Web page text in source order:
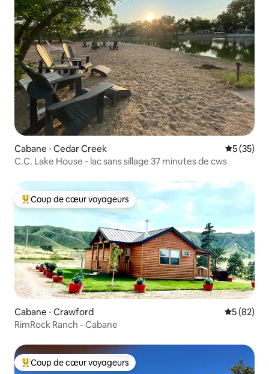
Cabane ⋅ Cedar Creek
5 (35)
C.C. Lake House - lac sans sillage 37 minutes de cws
Coups de cœur voyageurs les plus appréciés
Coup de cœur voyageurs
Cabane ⋅ Crawford
5 (82)
RimRock Ranch - Cabane
Coups de cœur voyageurs les plus appréciés
Coup de cœur voyageurs